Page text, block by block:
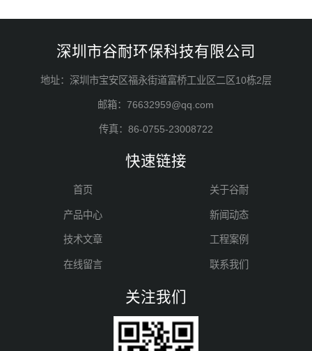
深圳市谷耐环保科技有限公司
地址：深圳市宝安区福永街道富桥工业区二区10栋2层
邮箱：76632959@qq.com
传真：86-0755-23008722
快速链接
首页 关于谷耐
产品中心 新闻动态
技术文章 工程案例
在线留言 联系我们
关注我们